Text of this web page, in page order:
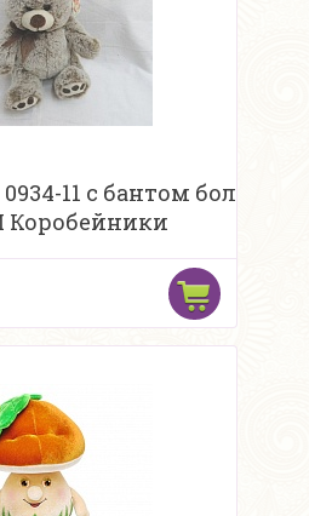
11 с бантом бол
Коробейники